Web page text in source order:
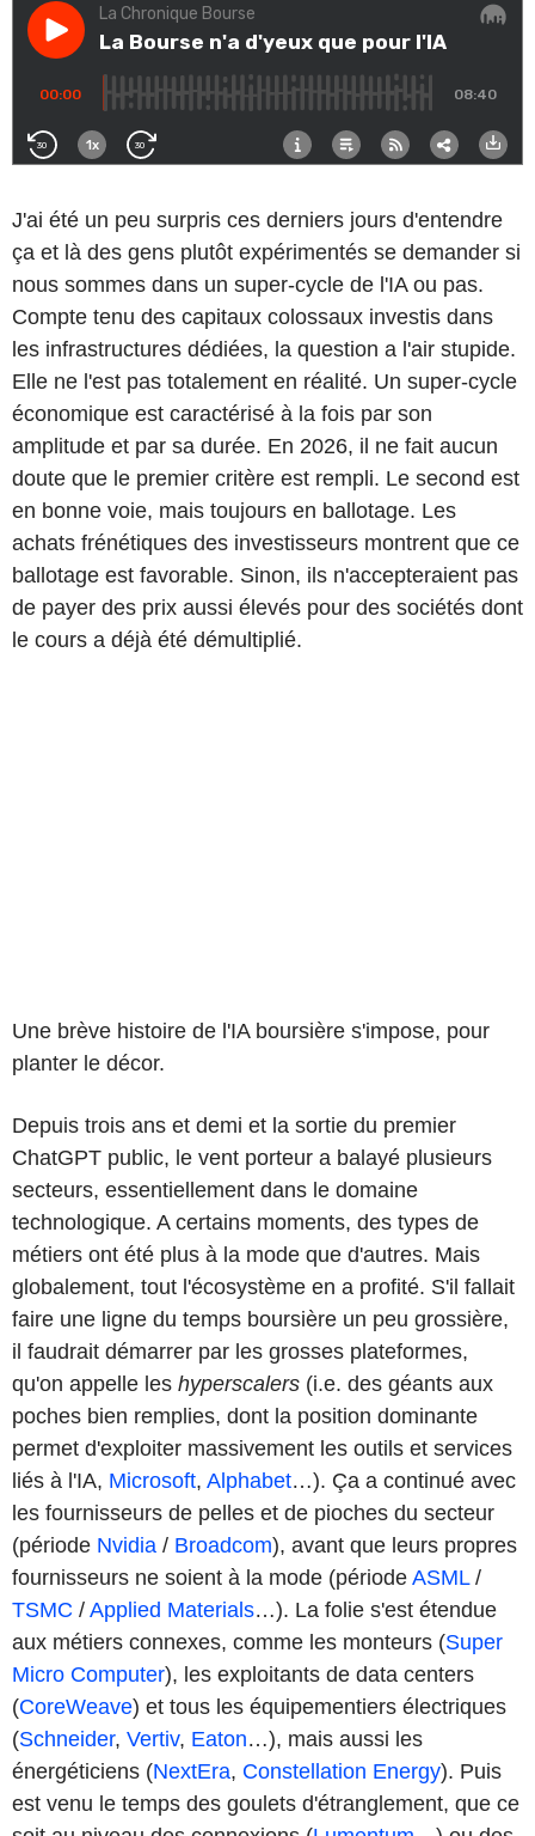
J'ai été un peu surpris ces derniers jours d'entendre
ça et là des gens plutôt expérimentés se demander si
nous sommes dans un super-cycle de l'IA ou pas.
Compte tenu des capitaux colossaux investis dans
les infrastructures dédiées, la question a l'air stupide.
Elle ne l'est pas totalement en réalité. Un super-cycle
économique est caractérisé à la fois par son
amplitude et par sa durée. En 2026, il ne fait aucun
doute que le premier critère est rempli. Le second est
en bonne voie, mais toujours en ballotage. Les
achats frénétiques des investisseurs montrent que ce
ballotage est favorable. Sinon, ils n'accepteraient pas
de payer des prix aussi élevés pour des sociétés dont
le cours a déjà été démultiplié.
Une brève histoire de l'IA boursière s'impose, pour
planter le décor.
Depuis trois ans et demi et la sortie du premier
ChatGPT public, le vent porteur a balayé plusieurs
secteurs, essentiellement dans le domaine
technologique. A certains moments, des types de
métiers ont été plus à la mode que d'autres. Mais
globalement, tout l'écosystème en a profité. S'il fallait
faire une ligne du temps boursière un peu grossière,
il faudrait démarrer par les grosses plateformes,
qu'on appelle les hyperscalers (i.e. des géants aux
poches bien remplies, dont la position dominante
permet d'exploiter massivement les outils et services
liés à l'IA, Microsoft, Alphabet…). Ça a continué avec
les fournisseurs de pelles et de pioches du secteur
(période Nvidia / Broadcom), avant que leurs propres
fournisseurs ne soient à la mode (période ASML/
TSMC / Applied Materials…). La folie s'est étendue
aux métiers connexes, comme les monteurs (Super
Micro Computer), les exploitants de data centers
(CoreWeave) et tous les équipementiers électriques
(Schneider, Vertiv, Eaton…), mais aussi les
énergéticiens (NextEra, Constellation Energy). Puis
est venu le temps des goulets d'étranglement, que ce